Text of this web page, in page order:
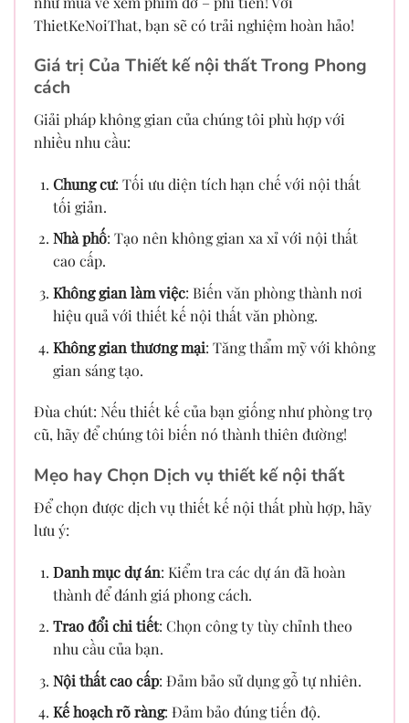
ThietKeNoiThat, bạn sẽ có trải nghiệm hoàn hảo!
Giá trị Của Thiết kế nội thất Trong Phong
cách
Giải pháp không gian của chúng tôi phù hợp với
nhiều nhu cầu:
Chung cư: Tối ưu diện tích hạn chế với nội thất
tối giản.
Nhà phố: Tạo nên không gian xa xỉ với nội thất
cao cấp.
Không gian làm việc: Biến văn phòng thành nơi
hiệu quả với thiết kế nội thất văn phòng.
Không gian thương mại: Tăng thẩm mỹ với không
gian sáng tạo.
Đùa chút: Nếu thiết kế của bạn giống như phòng trọ
cũ, hãy để chúng tôi biến nó thành thiên đường!
Mẹo hay Chọn Dịch vụ thiết kế nội thất
Để chọn được dịch vụ thiết kế nội thất phù hợp, hãy
lưu ý:
Danh mục dự án: Kiểm tra các dự án đã hoàn
thành để đánh giá phong cách.
Trao đổi chi tiết: Chọn công ty tùy chỉnh theo
nhu cầu của bạn.
Nội thất cao cấp: Đảm bảo sử dụng gỗ tự nhiên.
Kế hoạch rõ ràng: Đảm bảo đúng tiến độ.